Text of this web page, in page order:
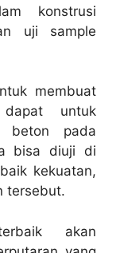
konstrusi
uji sample
membuat
untuk
beton pada
bisa diuji di
kekuatan,
tersebut.
akan